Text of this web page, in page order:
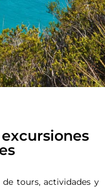
tours, actividades y